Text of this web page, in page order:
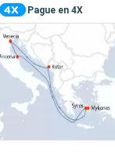
Pague en 4X